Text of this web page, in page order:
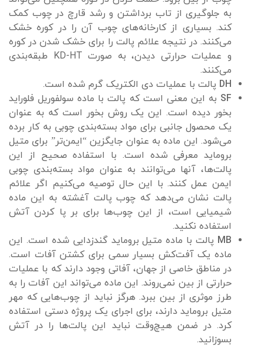
به جلوگیری از تاب برداشتن و رشد قارچ در چوب کمک
کند. بسیاری از کارخانه‌های چوب آن را در کوره خشک
می‌کنند. در نتیجه علائم پالت را برای خشک شدن در کوره
و عملیات حرارتی دیدن، به صورت KD-HT طبقه‌بندی
می‌کنند.
DH پالت با عملیات دی الکتریک گرم شده است.
SF به این معنی است که پالت با ماده سولفوریل فلوراید
بخور دیده است. این یک روش بخور است که به عنوان
یک محصول جانبی برای مواد بسته‌بندی چوبی به کار برده
می‌شود. این ماده به عنوان جایگزین “ایمن‌تر” برای متیل
بروماید معرفی شده است. با استفاده صحیح از این
پالت‌ها، آنها می‌توانند به عنوان مواد بسته‌بندی چوبی
ایمن عمل کنند. با این حال توصیه می‌کنیم اگر علائم
پالت نشان می‌دهد که چوب پالت آغشته به این ماده
شیمیایی است، از این چوب‌ها برای بر پا کردن آتش
استفاده نکنید.
MB پالت با ماده متیل بروماید گندزدایی شده است. این
ماده یک آفت‌کش بسیار سمی برای کشتن آفات است.
در مناطق خاصی از جهان، آفاتی وجود دارند که با عملیات
حرارتی از بین نمی‌روند. این ماده می‌تواند این آفات را به
طرز موثری از بین ببرد. هرگز نباید از چوب‌هایی که مهر
متیل بروماید دارند، برای اجرای یک پروژه دستی استفاده
کرد. در ضمن هیچ‌وقت نباید این پالت‌ها را در آتش
بسوزانید.